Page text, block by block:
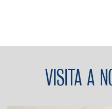
VISITA A